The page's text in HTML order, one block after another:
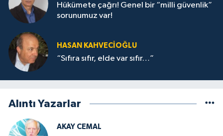
Hükümete çağrı! Genel bir “milli güvenlik”
sorunumuz var!
HASAN KAHVECİOĞLU
“Sıfıra sıfır, elde var sıfır…”
Alıntı Yazarlar
AKAY CEMAL